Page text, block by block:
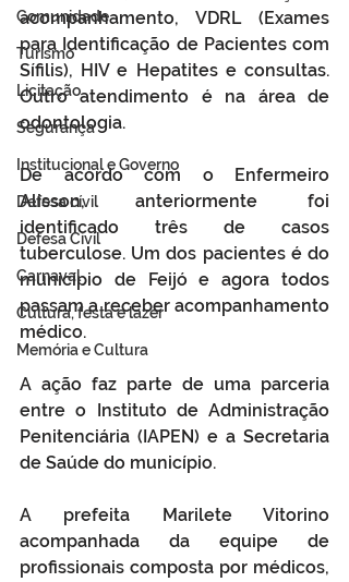
Comunidade
Turismo
Licitação
Segurança
Institucional e Governo
Defesa cívil
Defesa Civil
Carnaval
Cultura, festa e lazer
Memória e Cultura
acompanhamento, VDRL (Exames
para Identificação de Pacientes com
Sífilis), HIV e Hepatites e consultas.
Outro atendimento é na área de
odontologia.
De acordo com o Enfermeiro
Alisson, anteriormente foi
identificado três de casos
tuberculose. Um dos pacientes é do
município de Feijó e agora todos
passam a receber acompanhamento
médico.
A ação faz parte de uma parceria
entre o Instituto de Administração
Penitenciária (IAPEN) e a Secretaria
de Saúde do município.
A prefeita Marilete Vitorino
acompanhada da equipe de
profissionais composta por médicos,